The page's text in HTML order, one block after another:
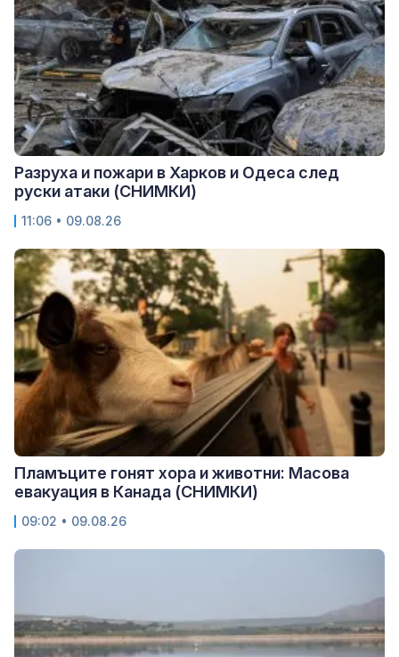
Разруха и пожари в Харков и Одеса след
руски атаки (СНИМКИ)
11:06 • 09.08.26
Пламъците гонят хора и животни: Масова
евакуация в Канада (СНИМКИ)
09:02 • 09.08.26